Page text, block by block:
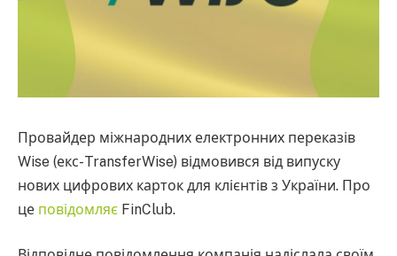
Провайдер міжнародних електронних переказів
Wise (екс-TransferWise) відмовився від випуску
нових цифрових карток для клієнтів з України. Про
це повідомляє FinClub.